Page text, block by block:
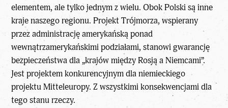
elementem, ale tylko jednym z wielu. Obok Polski są inne
kraje naszego regionu. Projekt Trójmorza, wspierany
przez administrację amerykańską ponad
wewnątrzamerykańskimi podziałami, stanowi gwarancję
bezpieczeństwa dla „krajów między Rosją a Niemcami”.
Jest projektem konkurencyjnym dlaniemieckiego
projektu Mitteleuropy. Z wszystkimi konsekwencjami dla
tego stanu rzeczy.